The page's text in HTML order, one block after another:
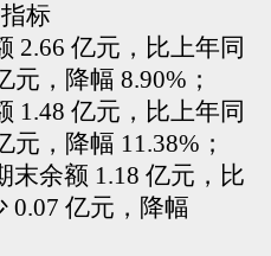
标
2.66 亿元，比上年同
元，降幅 8.90%；
1.48 亿元，比上年同
元，降幅 11.38%；
末余额 1.18 亿元，比
0.07 亿元，降幅